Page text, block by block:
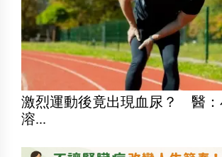
激烈運動後竟出現血尿？ 醫：
溶...